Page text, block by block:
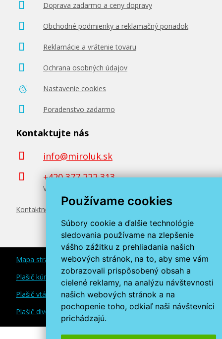
Používame cookies
Súbory cookie a ďalšie technológie
sledovania používame na zlepšenie
vášho zážitku z prehliadania našich
webových stránok, na to, aby sme vám
zobrazovali prispôsobený obsah a
cielené reklamy, na analýzu návštevnosti
našich webových stránok a na
pochopenie toho, odkiaľ naši návštevníci
prichádzajú.
Kompatibilná náplň s EPSON T9461
(čierna)
Originálna náplň EPSON T9441 (čierna)
Originálna náplň
59,90 €
Doprava zadarmo a ceny dopravy
Obchodné podmienky a reklamačný poriadok
Reklamácie a vrátenie tovaru
Ochrana osobných údajov
Nastavenie cookies
Poradenstvo zadarmo
Kontaktujte nás
info@miroluk.sk
+420 377 222 313
Volajte v pracovné dni od 8. do 17. hod.
Kontaktné údaje
Mapa stránok
Plašič kún a myší
Plašič vtákov
Plašič divokej zveri